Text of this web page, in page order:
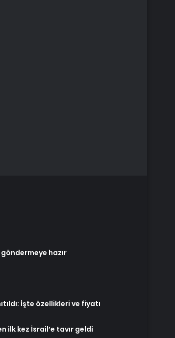
hazır
İşte özellikleri ve fiyatı
ilk kez İsrail’e tavır geldi